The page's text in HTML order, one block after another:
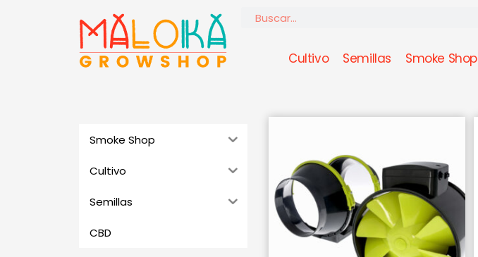
Buscar
Cultivo Semillas Smoke Shop
Smoke Shop
Cultivo
Semillas
CBD